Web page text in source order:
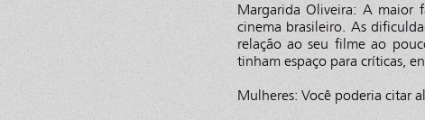
Margarida Oliveira: A maior
cinema brasileiro. As
relação ao seu filme ao
tinham espaço para críticas,
Mulheres: Você poderia citar